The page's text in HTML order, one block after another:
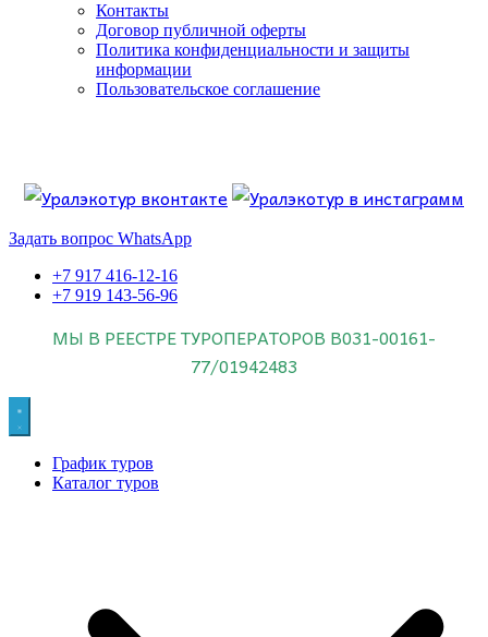
Контакты
Договор публичной оферты
Политика конфиденциальности и защиты
информации
Пользовательское соглашение
Знайте об этом.
Задать вопрос WhatsApp
+7 917 416-12-16
+7 919 143-56-96
МЫ В РЕЕСТРЕ ТУРОПЕРАТОРОВ В031-00161-
77/01942483
График туров
Каталог туров